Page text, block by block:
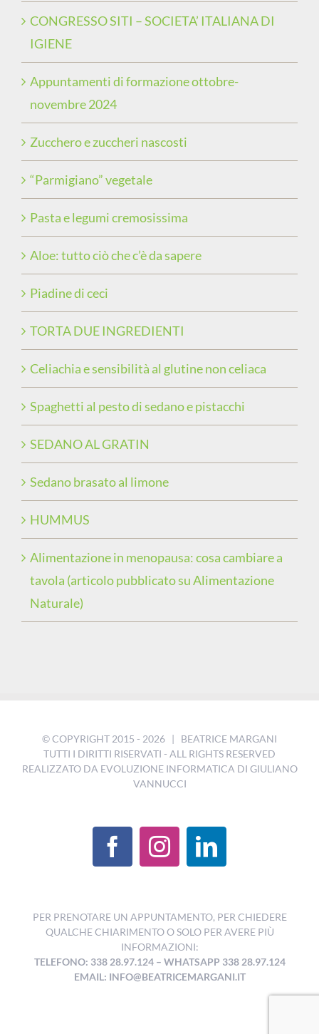
CONGRESSO SITI – SOCIETA’ ITALIANA DI
IGIENE
Appuntamenti di formazione ottobre-
novembre 2024
Zucchero e zuccheri nascosti
“Parmigiano” vegetale
Pasta e legumi cremosissima
Aloe: tutto ciò che c’è da sapere
Piadine di ceci
TORTA DUE INGREDIENTI
Celiachia e sensibilità al glutine non celiaca
Spaghetti al pesto di sedano e pistacchi
SEDANO AL GRATIN
Sedano brasato al limone
HUMMUS
Alimentazione in menopausa: cosa cambiare a
tavola (articolo pubblicato su Alimentazione
Naturale)
© COPYRIGHT 2015 - 2026 | BEATRICE MARGANI
TUTTI I DIRITTI RISERVATI - ALL RIGHTS RESERVED
REALIZZATO DA EVOLUZIONE INFORMATICA DI GIULIANO
VANNUCCI
PER PRENOTARE UN APPUNTAMENTO, PER CHIEDERE
QUALCHE CHIARIMENTO O SOLO PER AVERE PIÙ
INFORMAZIONI:
TELEFONO: 338 28.97.124– WHATSAPP 338 28.97.124
EMAIL: INFO@BEATRICEMARGANI.IT